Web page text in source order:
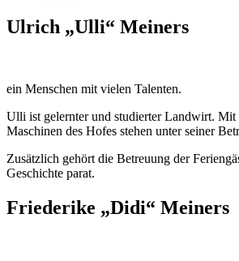
Ulrich „Ulli“ Meiners
ein Menschen mit vielen Talenten.
Ulli ist gelernter und studierter Landwirt. Mit
Maschinen des Hofes stehen unter seiner
Zusätzlich gehört die Betreuung der
Geschichte parat.
Friederike „Didi“ Meiners